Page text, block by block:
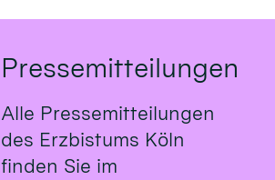
Pressemitteilungen
Alle Pressemitteilungen
des Erzbistums Köln
finden Sie im